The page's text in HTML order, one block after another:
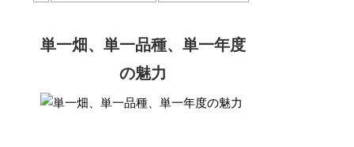
単一畑、単一品種、単一年度
の魅力